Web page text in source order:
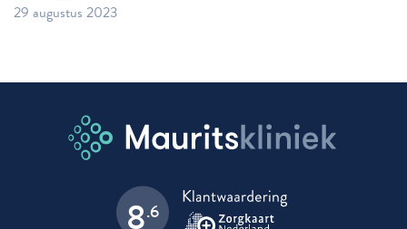
29 augustus 2023
8.6